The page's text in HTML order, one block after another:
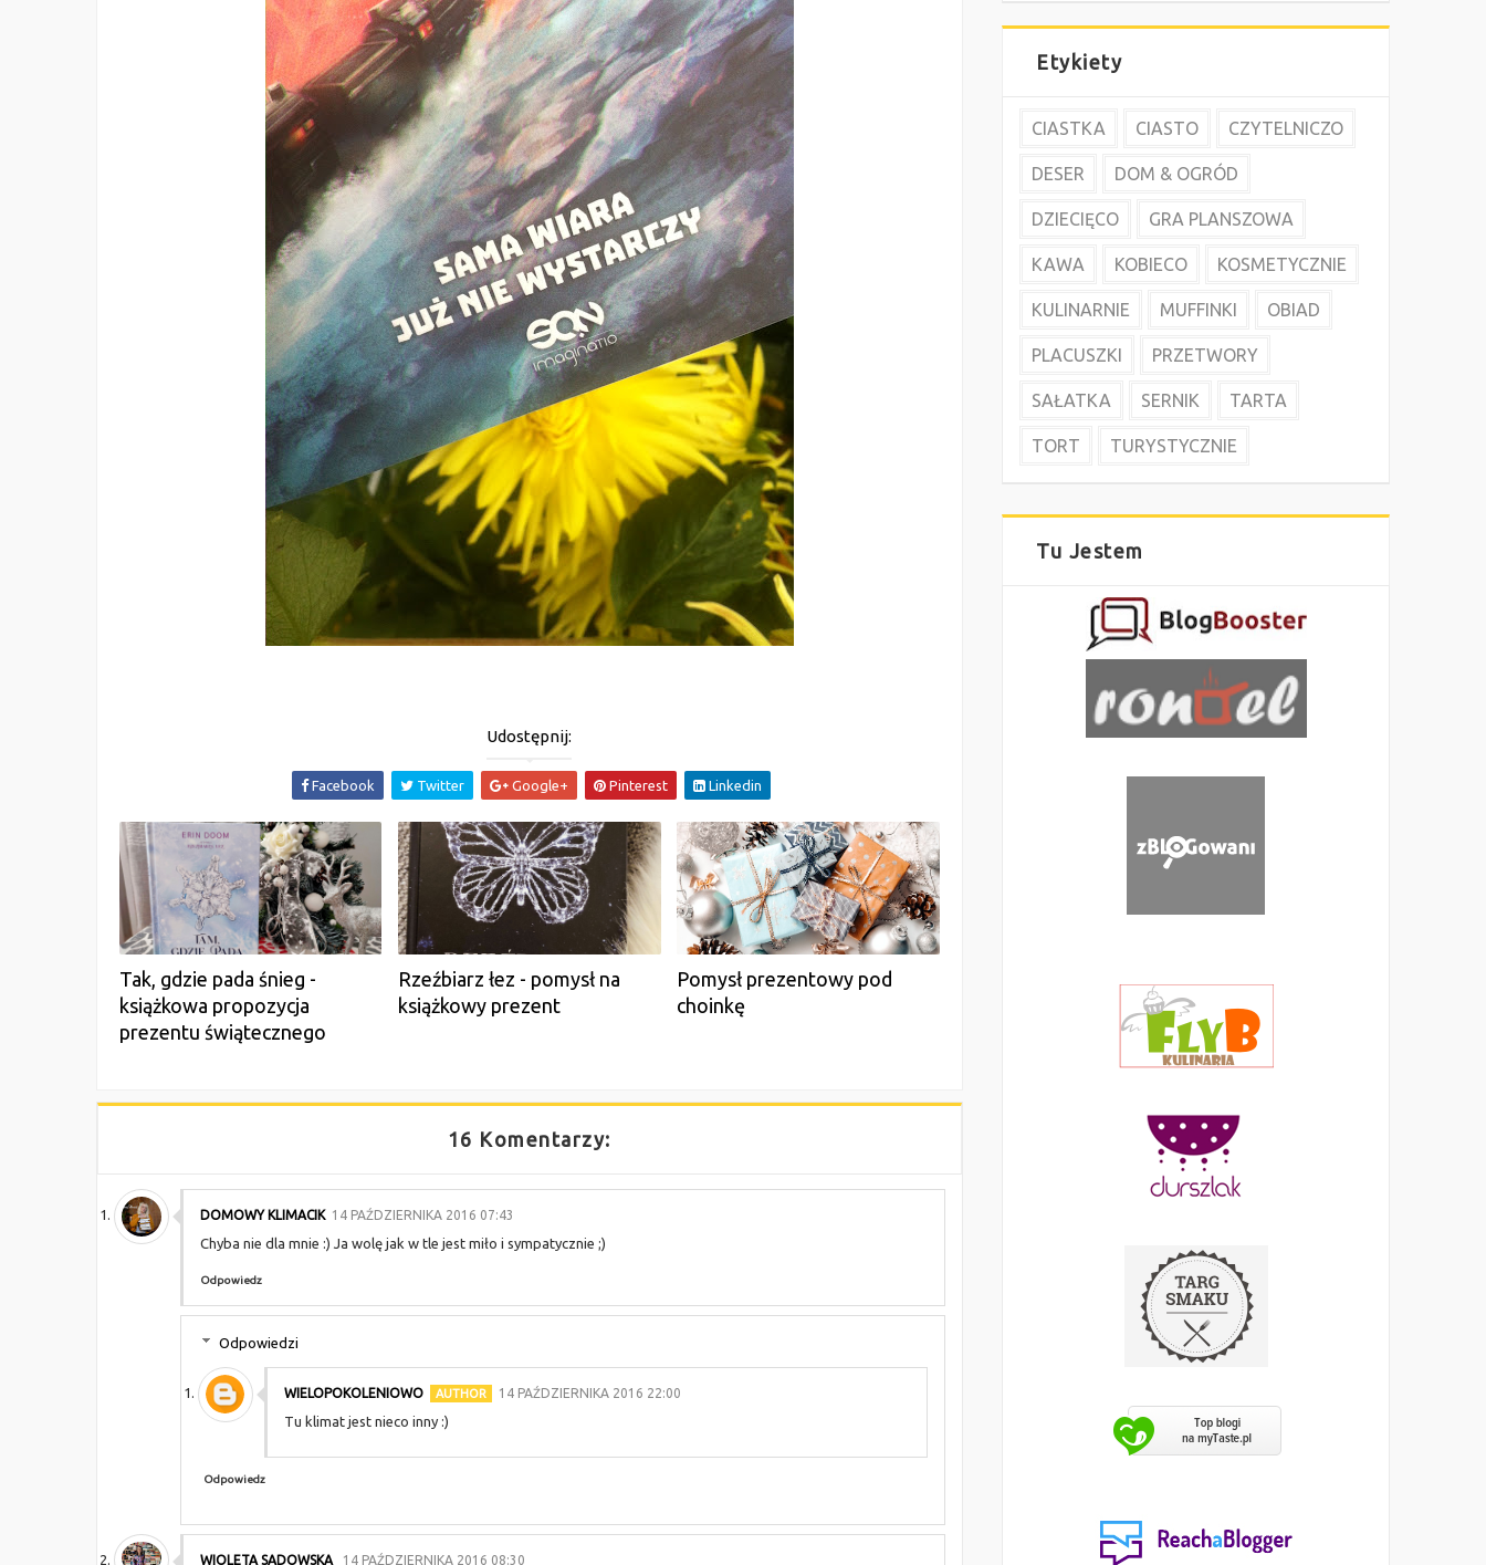
Udostępnij:
Facebook Twitter Google+ Pinterest Linkedin
Tak, gdzie pada śnieg -
książkowa propozycja
prezentu świątecznego
Rzeźbiarz łez - pomysł na
książkowy prezent
Pomysł prezentowy pod
choinkę
16 Komentarzy:
DOMOWY KLIMACIK 14 PAŹDZIERNIKA 2016 07:43
Chyba nie dla mnie :) Ja wolę jak w tle jest miło i sympatycznie ;)
Odpowiedz
Odpowiedzi
WIELOPOKOLENIOWO 14 PAŹDZIERNIKA 2016 22:00
Tu klimat jest nieco inny :)
Odpowiedz
WIOLETA SADOWSKA 14 PAŹDZIERNIKA 2016 08:30
Etykiety
CIASTKA CIASTO CZYTELNICZO
DESER DOM & OGRÓD
DZIECIĘCO GRA PLANSZOWA
KAWA KOBIECO KOSMETYCZNIE
KULINARNIE MUFFINKI OBIAD
PLACUSZKI PRZETWORY
SAŁATKA SERNIK TARTA
TORT TURYSTYCZNIE
Tu Jestem